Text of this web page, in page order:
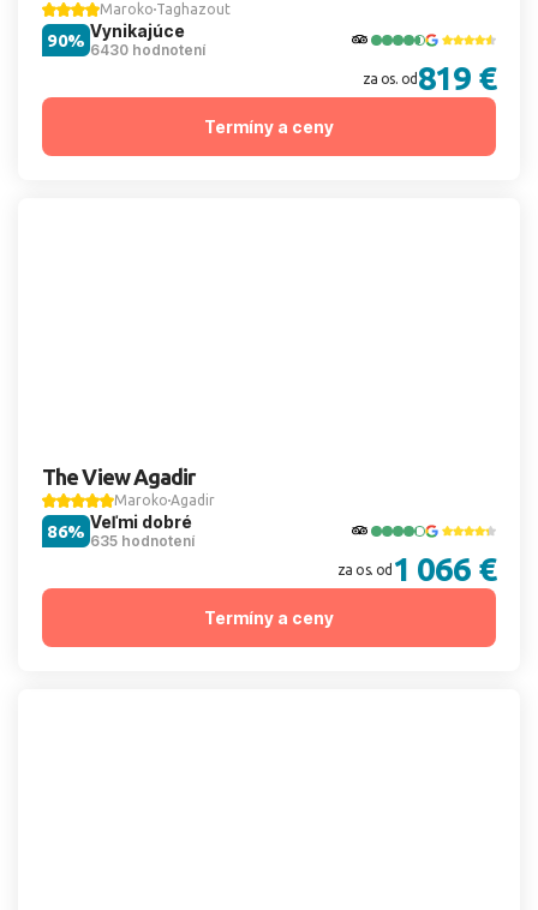
Maroko Taghazout
Vynikajúce
6430 hodnotení
90%
za os. od 819 €
Termíny a ceny
The View Agadir
Maroko Agadir
Veľmi dobré
635 hodnotení
86%
za os. od 1 066 €
Termíny a ceny